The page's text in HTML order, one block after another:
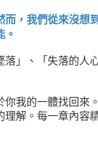
，我們從來沒想
。
」、「失落的
我的一體找回來
解。每一章內容